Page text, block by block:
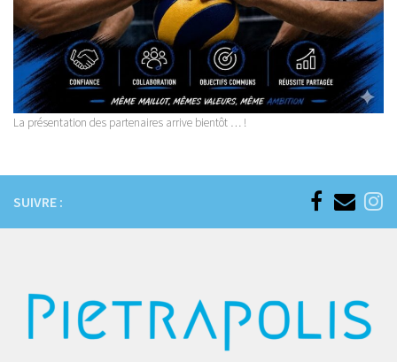
La présentation des partenaires arrive bientôt … !
SUIVRE :